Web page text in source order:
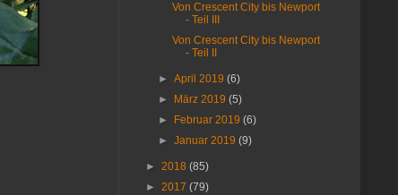
Von Crescent City bis Newport
- Teil III
Von Crescent City bis Newport
- Teil II
►April 2019(6)
►
März 2019(5)
►
Februar 2019(6)
►Januar 2019(9)
► 2018 (85)
► 2017 (79)